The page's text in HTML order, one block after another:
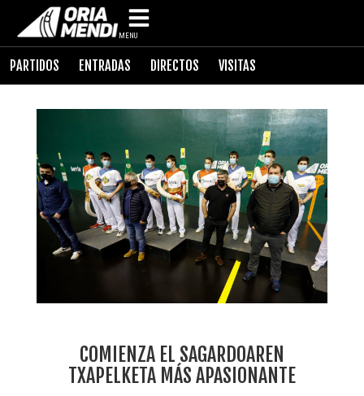
MENU
PARTIDOS ENTRADAS DIRECTOS VISITAS
COMIENZA EL SAGARDOAREN
TXAPELKETA MÁS APASIONANTE